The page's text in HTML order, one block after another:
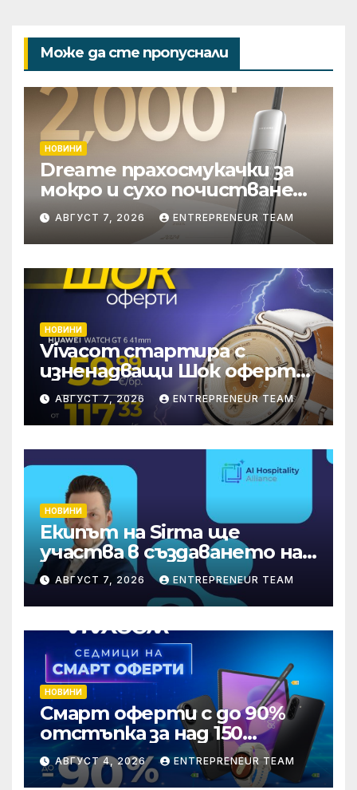
Може да сте пропуснали
НОВИНИ
Dreame прахосмукачки за
мокро и сухо почистване
надхвърлиха 2 000
патентни заявки в
световен мащаб
АВГУСТ 7, 2026 ENTREPRENEUR TEAM
НОВИНИ
Vivacom стартира с
изненадващи Шок оферти
през август онлайн
АВГУСТ 7, 2026 ENTREPRENEUR TEAM
НОВИНИ
Екипът на Sirma ще
участва в създаването на
международните
стандарти за навлизане на
изкуствен интелект в
хотелиерството
АВГУСТ 7, 2026 ENTREPRENEUR TEAM
НОВИНИ
Смарт оферти с до 90%
отстъпка за над 150
устройства от Vivacom
през август
АВГУСТ 4, 2026 ENTREPRENEUR TEAM